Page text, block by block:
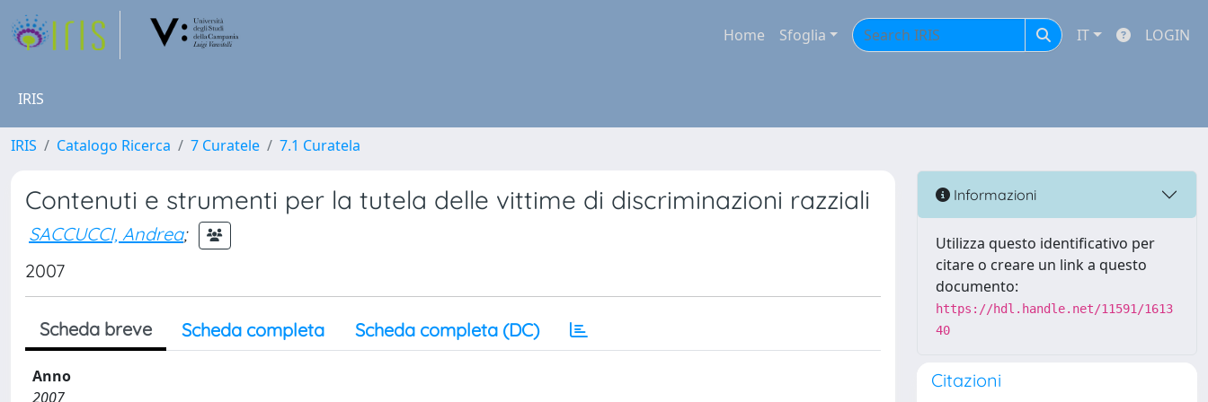
Home Sfoglia IT LOGIN
IRIS
IRIS Catalogo Ricerca 7 Curatele 7.1 Curatela
Contenuti e strumenti per la tutela delle vittime di discriminazioni razziali
SACCUCCI, Andrea;
2007
Scheda breve Scheda completa Scheda completa (DC)
Anno
2007
Informazioni
Utilizza questo identificativo per
citare o creare un link a questo
documento:
https://hdl.handle.net/11591/1613
40
Citazioni